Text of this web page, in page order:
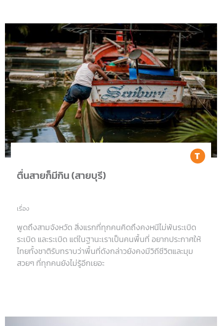
ตื่นสายก็มีกิน (สายบุรี)
เรื่อง
พูดถึงสามจังหวัด สิ่งแรกที่ทุกคนคิดถึงคงหนีไม่พ้นระเบิด
ระเบิด และระเบิด แต่ในฐานะเราเป็นคนพื้นที่ อยากประกาศให้
ไทยทั้งชาติรับทราบว่าพื้นที่ดังกล่าวยังคงมีวิถีชีวิตและมุม
สวยๆ ที่ทุกคนยังไม่รู้อีกเยอะ